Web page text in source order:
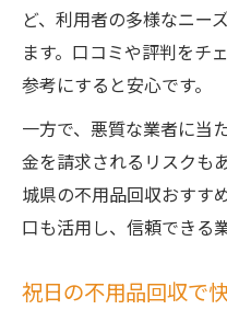
ど、利用者の多様なニー
ます。口コミや評判をチ
参考にすると安心です。
一方で、悪質な業者に当
金を請求されるリスクも
城県の不用品回収おすす
口も活用し、信頼できる
祝日の不用品回収で